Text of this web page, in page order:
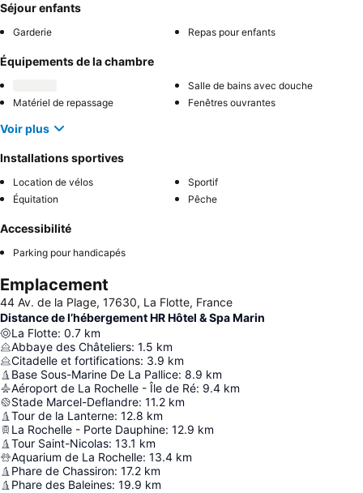
Séjour enfants
Garderie Repas pour enfants
Équipements de la chambre
Salle de bains avec douche
Matériel de repassage
Fenêtres ouvrantes
Voir plus
Installations sportives
Location de vélos
Sportif
Équitation
Pêche
Accessibilité
Parking pour handicapés
Emplacement
44 Av. de la Plage, 17630, La Flotte, France
Distance de l’hébergement HR Hôtel & Spa Marin
La Flotte: 0.7 km
Abbaye des Châteliers: 1.5 km
Citadelle et fortifications: 3.9 km
Base Sous-Marine De La Pallice: 8.9 km
Aéroport de La Rochelle - Île de Ré: 9.4 km
Stade Marcel-Deflandre: 11.2 km
Tour de la Lanterne: 12.8 km
La Rochelle - Porte Dauphine: 12.9 km
Tour Saint-Nicolas: 13.1 km
Aquarium de La Rochelle: 13.4 km
Phare de Chassiron: 17.2 km
Phare des Baleines: 19.9 km